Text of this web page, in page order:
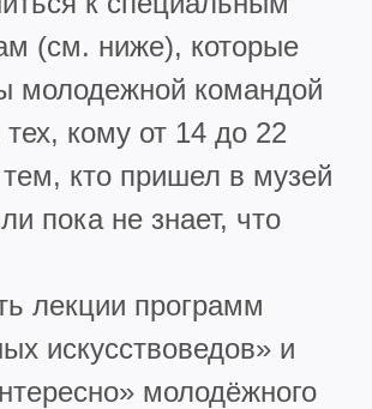
(см. ниже), которые
молодежной командой
кому от 14 до 22
кто пришел в музей
пока не знает, что
лекции программ
искусствоведов» и
молодёжного